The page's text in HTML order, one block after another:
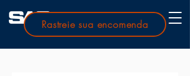
Rastreie sua encomenda